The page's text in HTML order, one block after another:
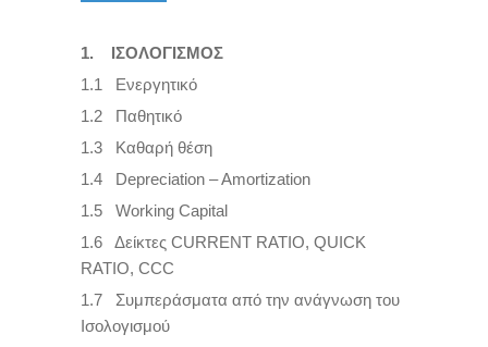
1. ΙΣΟΛΟΓΙΣΜΟΣ
1.1 Ενεργητικό
1.2 Παθητικό
1.3 Καθαρή θέση
1.4 Depreciation – Amortization
1.5 Working Capital
1.6 Δείκτες CURRENT RATIO, QUICK
RATIO, CCC
1.7 Συμπεράσματα από την ανάγνωση του
Iσoλογισμού